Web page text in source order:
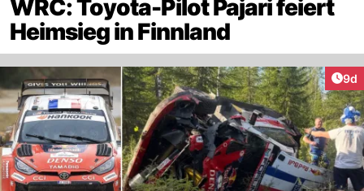
WRC: Toyota-Pilot Pajari feiert
Heimsieg in Finnland
9d